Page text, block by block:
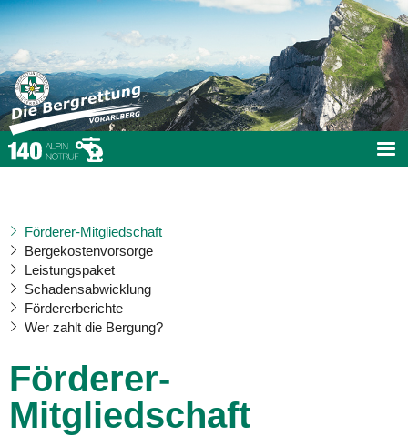
Förderer-Mitgliedschaft
Bergekostenvorsorge
Leistungspaket
Schadensabwicklung
Fördererberichte
Wer zahlt die Bergung?
Förderer-
Mitgliedschaft